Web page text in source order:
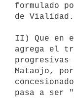
formulado
de Vialidad.
II) Que en
agrega el
progresivas
Mataojo,
concesionado
pasa a ser